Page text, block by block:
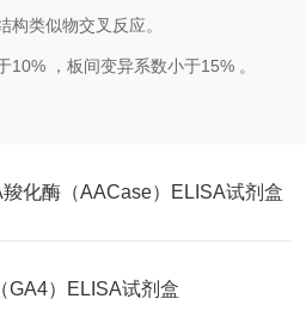
构类似物交叉反应。
10% ， 板间变异系数小于1 5% 。
化酶（AACase）ELISA试剂盒
GA4）ELISA试剂盒